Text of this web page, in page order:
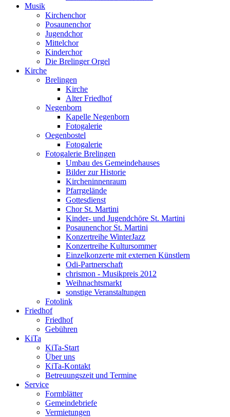
Musik
Kirchenchor
Posaunenchor
Jugendchor
Mittelchor
Kinderchor
Die Brelinger Orgel
Kirche
Brelingen
Kirche
Alter Friedhof
Negenborn
Kapelle Negenborn
Fotogalerie
Oegenbostel
Fotogalerie
Fotogalerie Brelingen
Umbau des Gemeindehauses
Bilder zur Historie
Kircheninnenraum
Pfarrgelände
Gottesdienst
Chor St. Martini
Kinder- und Jugendchöre St. Martini
Posaunenchor St. Martini
Konzertreihe WinterJazz
Konzertreihe Kultursommer
Einzelkonzerte mit externen Künstlern
Odi-Partnerschaft
chrismon - Musikpreis 2012
Weihnachtsmarkt
sonstige Veranstaltungen
Fotolink
Friedhof
Friedhof
Gebühren
KiTa
KiTa-Start
Über uns
KiTa-Kontakt
Betreuungszeit und Termine
Service
Formblätter
Gemeindebriefe
Vermietungen